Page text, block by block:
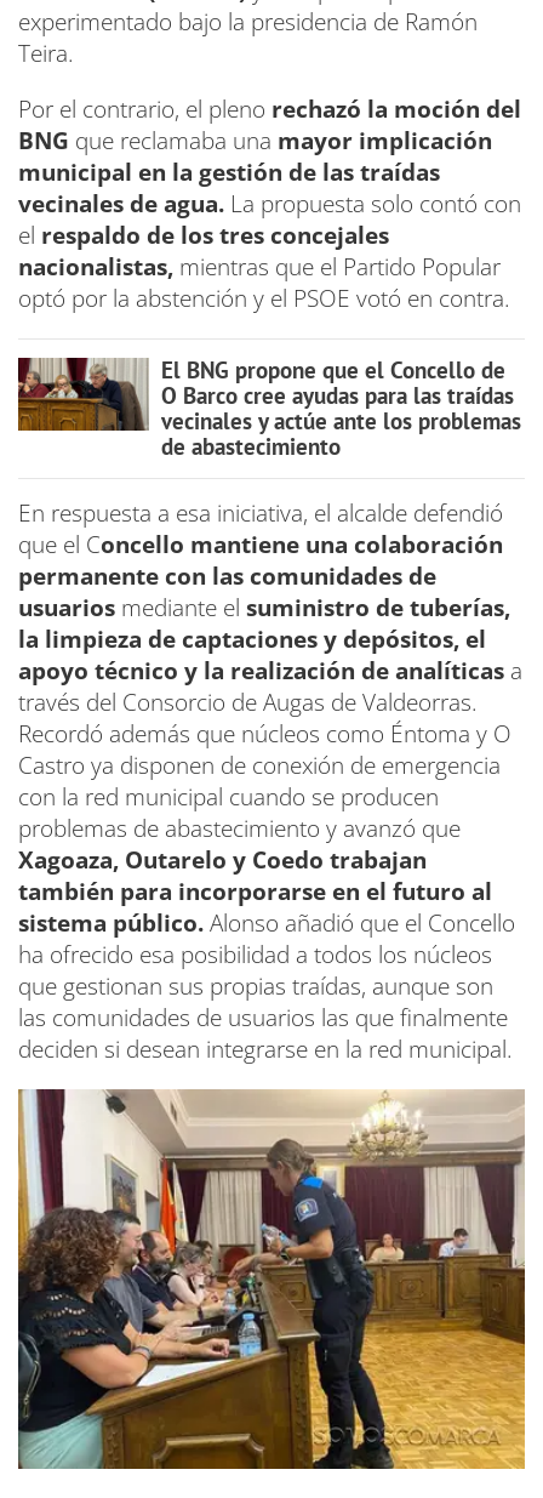
experimentado bajo la presidencia de Ramón
Teira.
Por el contrario, el pleno rechazó la moción del
BNG que reclamaba una mayor implicación
municipal en la gestión de las traídas
vecinales de agua. La propuesta solo contó con
el respaldo de los tres concejales
nacionalistas, mientras que el Partido Popular
optó por la abstención y el PSOE votó en contra.
El BNG propone que el Concello de
O Barco cree ayudas para las traídas
vecinales y actúe ante los problemas
de abastecimiento
En respuesta a esa iniciativa, el alcalde defendió
que el Concello mantiene una colaboración
permanente con las comunidades de
usuarios mediante el suministro de tuberías,
la limpieza de captaciones y depósitos, el
apoyo técnico y la realización de analíticas a
través del Consorcio de Augas de Valdeorras.
Recordó además que núcleos como Éntoma y O
Castro ya disponen de conexión de emergencia
con la red municipal cuando se producen
problemas de abastecimiento y avanzó que
Xagoaza, Outarelo y Coedo trabajan
también para incorporarse en el futuro al
sistema público.Alonso añadió que el Concello
ha ofrecido esa posibilidad a todos los núcleos
que gestionan sus propias traídas, aunque son
las comunidades de usuarios las que finalmente
deciden si desean integrarse en la red municipal.